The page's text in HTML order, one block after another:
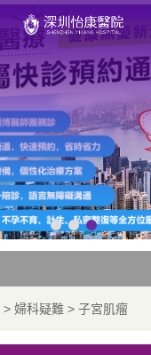
> 婦科疑難 > 子宮肌瘤